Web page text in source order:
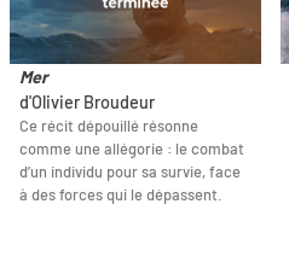
Mer
d'Olivier Broudeur
Ce récit dépouillé résonne
comme une allégorie : le combat
d’un individu pour sa survie, face
à des forces qui le dépassent.